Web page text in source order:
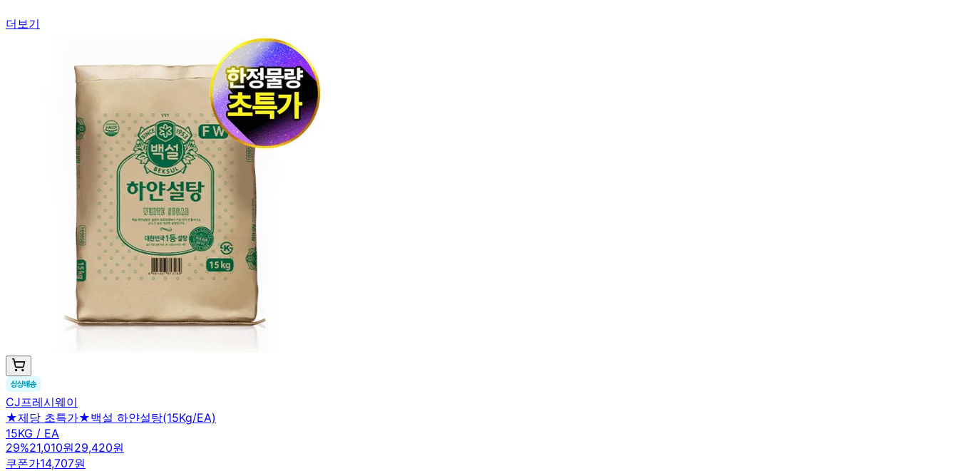
더보기
CJ프레시웨이
★제당 초특가★백설 하얀설탕(15Kg/EA)
15KG / EA
29%21,010원29,420원
쿠폰가14,707원